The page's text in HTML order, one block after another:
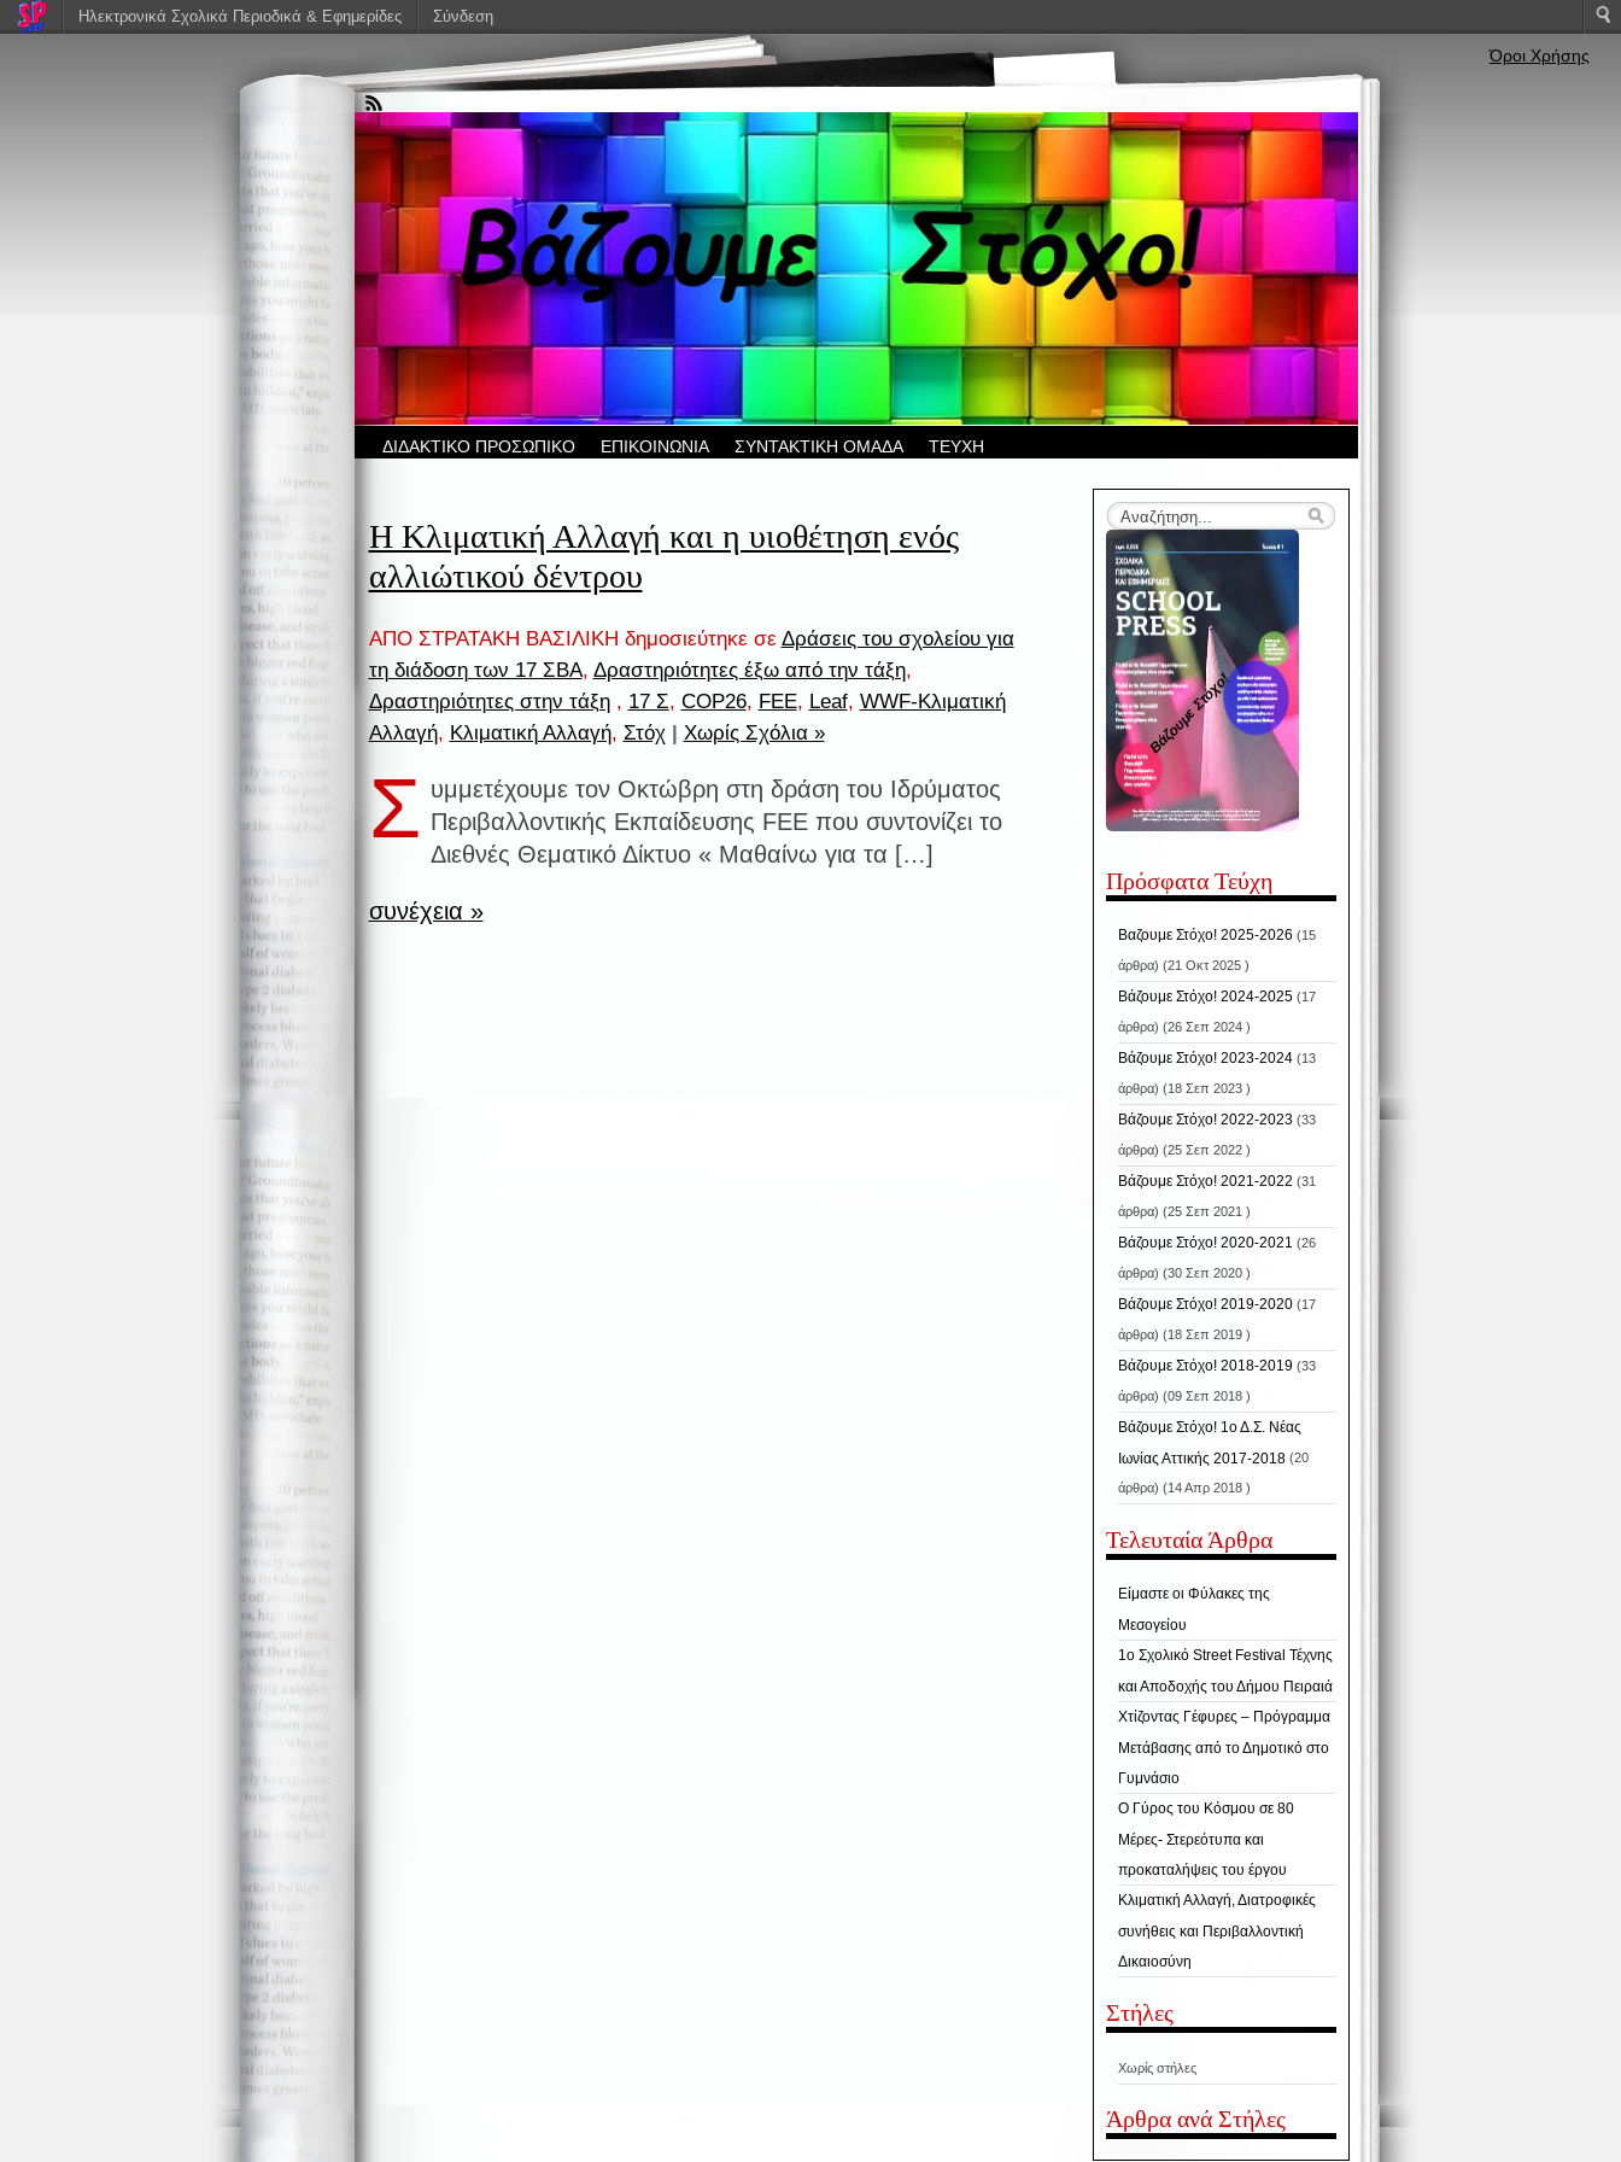
ΔΙΔΑΚΤΙΚΟ ΠΡΟΣΩΠΙΚΟ ΕΠΙΚΟΙΝΩΝΙΑ ΣΥΝΤΑΚΤΙΚΗ ΟΜΑΔΑ ΤΕΥΧΗ
Η Κλιματική Αλλαγή και η υιοθέτηση ενός
αλλιώτικού δέντρου
ΑΠΟ ΣΤΡΑΤΑΚΗ ΒΑΣΙΛΙΚΗ δημοσιεύτηκε σε Δράσεις του σχολείου για
τη διάδοση των 17 ΣΒΑ, Δραστηριότητες έξω από την τάξη,
Δραστηριότητες στην τάξη, 17 Σ, COP26, FEE, Leaf, WWF-Κλιματική
Αλλαγή, Κλιματική Αλλαγή, Στόχ Χωρίς Σχόλια »
Σ υμμετέχουμε τον Οκτώβρη στη δράση του Ιδρύματος
Περιβαλλοντικής Εκπαίδευσης FEE που συντονίζει το
Διεθνές Θεματικό Δίκτυο « Μαθαίνω για τα […]
συνέχεια »
Βάζουμε Στόχο!
Πρόσφατα Τεύχη
Βαζουμε Στόχο! 2025-2026 (15
άρθρα) (21 Οκτ 2025 )
Βάζουμε Στόχο! 2024-2025(17
άρθρα) (26 Σεπ 2024 )
Βάζουμε Στόχο! 2023-2024(13
άρθρα) (18 Σεπ 2023 )
Βάζουμε Στόχο! 2022-2023(33
άρθρα) (25 Σεπ 2022 )
Βάζουμε Στόχο! 2021-2022 (31
άρθρα) (25 Σεπ 2021 )
Βάζουμε Στόχο! 2020-2021 (26
άρθρα) (30 Σεπ 2020 )
Βάζουμε Στόχο! 2019-2020(17
άρθρα) (18 Σεπ 2019 )
Βάζουμε Στόχο! 2018-2019(33
άρθρα) (09 Σεπ 2018 )
Βάζουμε Στόχο! 1ο Δ.Σ. Νέας
Ιωνίας Αττικής 2017-2018(20
άρθρα) (14 Απρ 2018 )
Τελευταία Άρθρα
Είμαστε οι Φύλακες της
Μεσογείου
1ο Σχολικό Street Festival Τέχνης
και Αποδοχής του Δήμου Πειραιά
Χτίζοντας Γέφυρες – Πρόγραμμα
Μετάβασης από το Δημοτικό στο
Γυμνάσιο
Ο Γύρος του Κόσμου σε 80
Μέρες- Στερεότυπα και
προκαταλήψεις του έργου
Κλιματική Αλλαγή, Διατροφικές
συνήθεις και Περιβαλλοντική
Δικαιοσύνη
Στήλες
Χωρίς στήλες
Άρθρα ανά Στήλες
Όροι Χρήσης
Ηλεκτρονικά Σχολικά Περιοδικά & Εφημερίδες Σύνδεση